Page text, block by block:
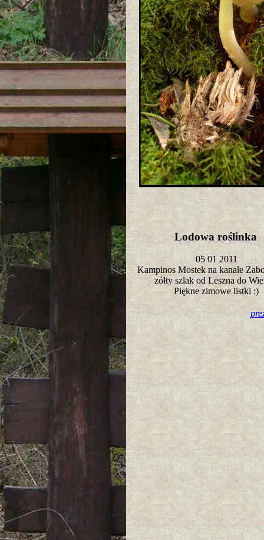
Lodowa roślinka
05 01 2011
Kampinos Mostek na kanale
zółty szlak od Leszna do
Piękne zimowe listki :)